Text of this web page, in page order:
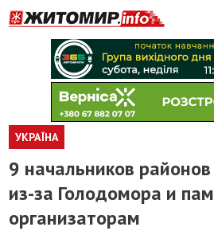
УКРАЇНА
9 начальников
из-за Голодомора и
организаторам